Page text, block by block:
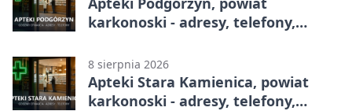
karkonoski - adresy, telefony,
8 sierpnia 2026
Apteki Stara Kamienica, powiat
karkonoski - adresy, telefony,